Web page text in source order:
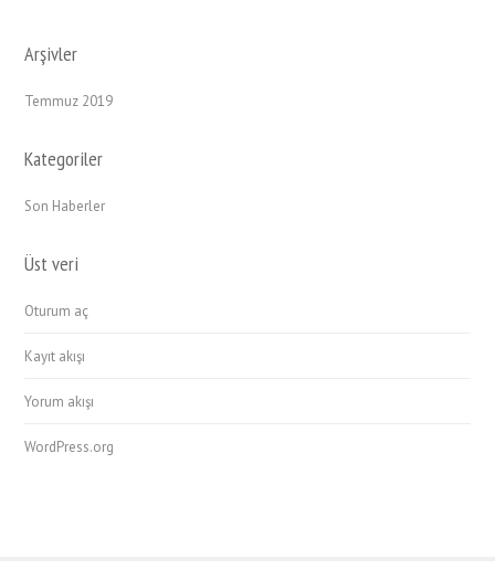
Arşivler
Temmuz 2019
Kategoriler
Son Haberler
Üst veri
Oturum aç
Kayıt akışı
Yorum akışı
WordPress.org